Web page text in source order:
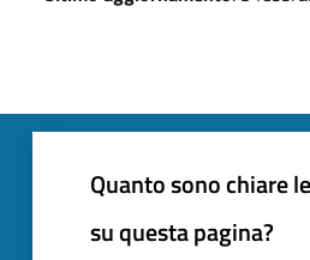
Quanto sono chiare
su questa pagina?